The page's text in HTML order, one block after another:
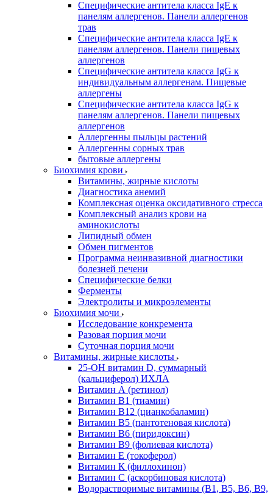
Специфические антитела класса IgE к
панелям аллергенов. Панели аллергенов
трав
Специфические антитела класса IgE к
панелям аллергенов. Панели пищевых
аллергенов
Специфические антитела класса IgG к
индивидуальным аллергенам. Пищевые
аллергены
Специфические антитела класса IgG к
панелям аллергенов. Панели пищевых
аллергенов
Аллергенны пыльцы растений
Аллергенны сорных трав
бытовые аллергены
Биохимия крови
Витамины, жирные кислоты
Диагностика анемий
Комплексная оценка оксидативного стресса
Комплексный анализ крови на
аминокислоты
Липидный обмен
Обмен пигментов
Программа неинвазивной диагностики
болезней печени
Специфические белки
Ферменты
Электролиты и микроэлементы
Биохимия мочи
Исследование конкремента
Разовая порция мочи
Суточная порция мочи
Витамины, жирные кислоты
25-OH витамин D, суммарный
(кальциферол) ИХЛА
Витамин А (ретинол)
Витамин В1 (тиамин)
Витамин В12 (цианкобаламин)
Витамин В5 (пантотеновая кислота)
Витамин В6 (пиридоксин)
Витамин В9 (фолиевая кислота)
Витамин Е (токоферол)
Витамин К (филлохинон)
Витамин С (аскорбиновая кислота)
Водорастворимые витамины (B1, B5, B6, В9,